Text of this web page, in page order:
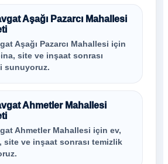
Aşağı Pazarcı Mahallesi
Aşağı Pazarcı Mahallesi için
site ve inşaat sonrası
sunuyoruz.
Ahmetler Mahallesi
Ahmetler Mahallesi için ev,
ve inşaat sonrası temizlik